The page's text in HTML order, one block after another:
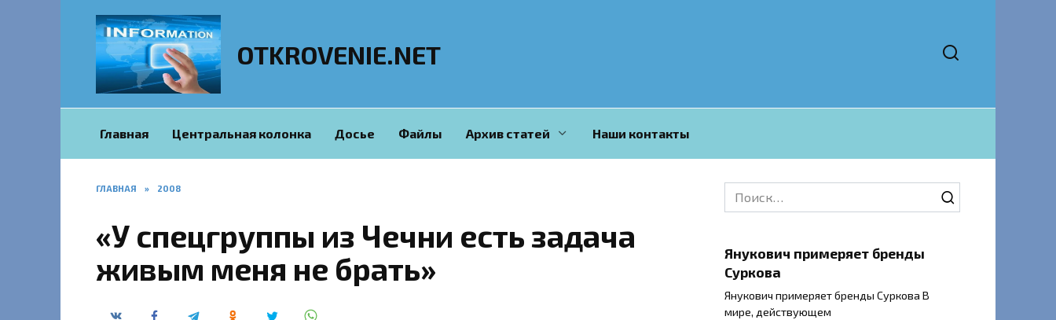
OTKROVENIE.NET
Главная Центральная колонка Досье Файлы Архив статей Наши контакты
ГЛАВНАЯ » 2008
«У спецгруппы из Чечни есть задача
живым меня не брать»
Search
for:
Янукович примеряет бренды
Суркова
Янукович примеряет бренды Суркова В
мире, действующем